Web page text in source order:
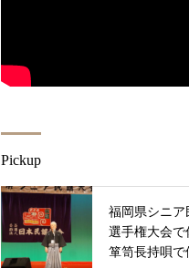
Pickup
福岡県シニア
選手権大会で
箪笥長持唄で